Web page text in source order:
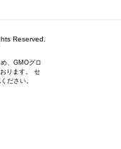
Reserved.
、GMOグロ
ります。 セ
ださい。